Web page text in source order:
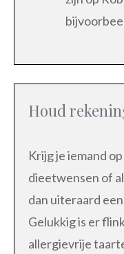
Houd
Krijg je iemand
dieetwensen of
dan uiteraard
Gelukkig is er
allergievrije